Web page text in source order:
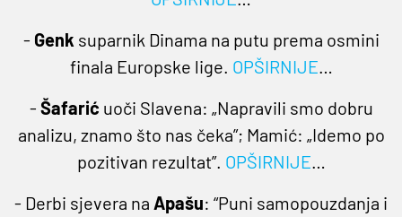
- Genk suparnik Dinama na putu prema osmini
finala Europske lige. OPŠIRNIJE…
- Šafarić uoči Slavena: „Napravili smo dobru
analizu, znamo što nas čeka”; Mamić: „Idemo po
pozitivan rezultat”. OPŠIRNIJE…
- Derbi sjevera na Apašu: “Puni samopouzdanja i